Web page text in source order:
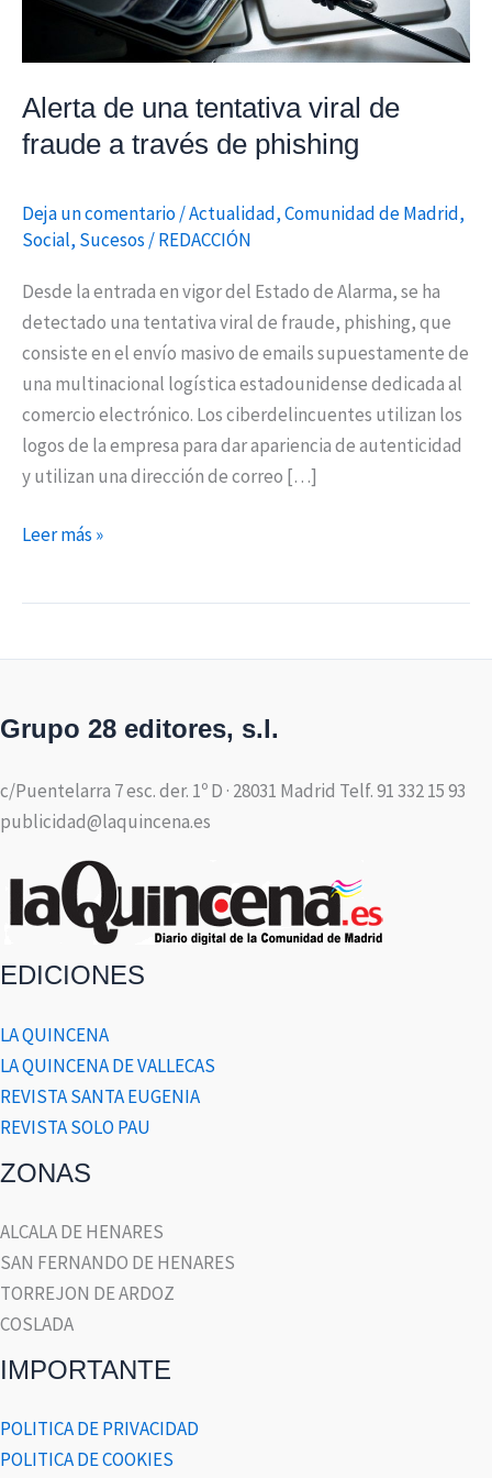
Alerta de una tentativa viral de
fraude a través de phishing
Deja un comentario/Actualidad,Comunidad de Madrid,
Social, Sucesos/REDACCIÓN
Desde la entrada en vigor del Estado de Alarma, se ha
detectado una tentativa viral de fraude, phishing, que
consiste en el envío masivo de emails supuestamente de
una multinacional logística estadounidense dedicada al
comercio electrónico. Los ciberdelincuentes utilizan los
logos de la empresa para dar apariencia de autenticidad
y utilizan una dirección de correo […]
Leer más »
Grupo 28 editores, s.l.
c/Puentelarra 7 esc. der. 1º D · 28031 Madrid Telf. 91 332 15 93
publicidad@laquincena.es
EDICIONES
LA QUINCENA
LA QUINCENA DE VALLECAS
REVISTA SANTA EUGENIA
REVISTA SOLO PAU
ZONAS
ALCALA DE HENARES
SAN FERNANDO DE HENARES
TORREJON DE ARDOZ
COSLADA
IMPORTANTE
POLITICA DE PRIVACIDAD
POLITICA DE COOKIES